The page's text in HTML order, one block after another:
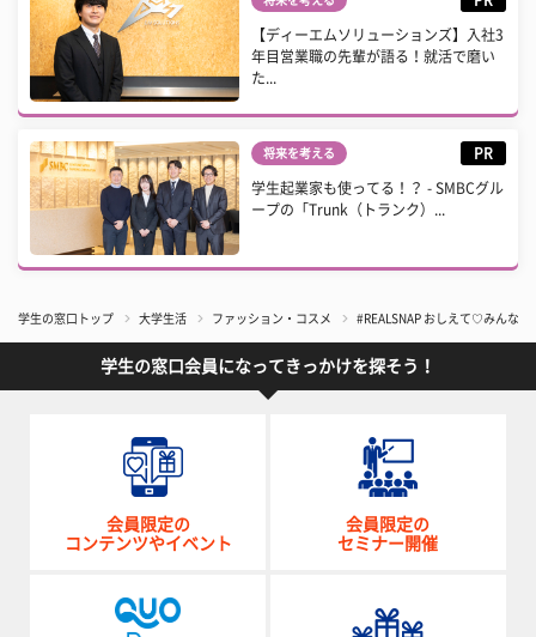
【ディーエムソリューションズ】入社3
年目営業職の先輩が語る！就活で磨い
た...
将来を考える PR
学生起業家も使ってる！？ - SMBCグル
ープの「Trunk（トランク）...
学生の窓口トップ 大学生活 ファッション・コスメ #REALSNAP おしえて♡みんな
学生の窓口会員になってきっかけを探そう！
会員限定の
コンテンツやイベント
会員限定の
セミナー開催